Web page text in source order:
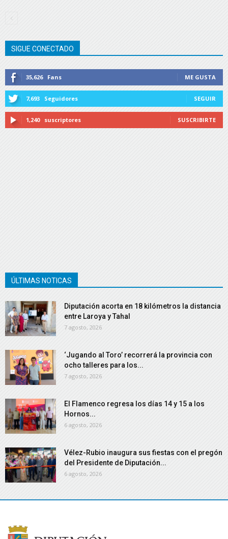
SIGUE CONECTADO
35,626 Fans ME GUSTA
7,693 Seguidores SEGUIR
1,240 suscriptores SUSCRIBIRTE
ÚLTIMAS NOTICAS
Diputación acorta en 18 kilómetros la distancia
entre Laroya y Tahal
7 agosto, 2026
‘Jugando al Toro’ recorrerá la provincia con
ocho talleres para los...
7 agosto, 2026
El Flamenco regresa los días 14 y 15 a los
Hornos...
6 agosto, 2026
Vélez-Rubio inaugura sus fiestas con el pregón
del Presidente de Diputación...
6 agosto, 2026